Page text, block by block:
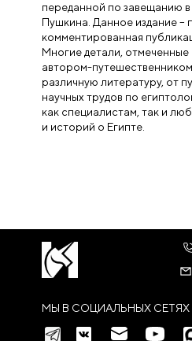
переданной по завещанию
Пушкина. Данное издание –
комментированная
Многие детали,
автором-
различную литературу, от
научных трудов по
как специалистам, так и
и историй о Египте.
МЫ В СОЦИАЛЬНЫХ СЕТЯХ